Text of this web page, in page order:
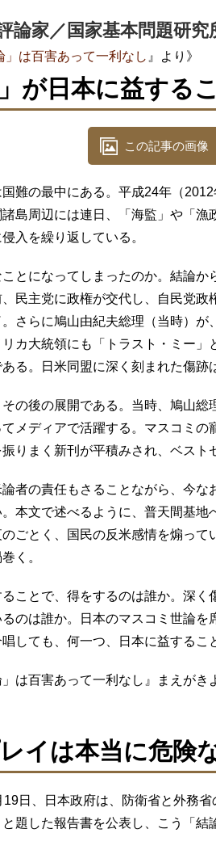
論家／国家基本問題研究
」は百害あって一利なし 』より》
」が日本に益する
この記事の画像
難の最中にある。平成24年（
島周辺には連日、「海監」や「
入を繰り返している。
とになってしまったのか。結論
民主党に政権が交代し、自民党
さらに鳩山由紀夫総理（当時）が
カ大統領にも「トラスト・ミー
る。日米同盟に深く刻まれた傷跡
の後の展開である。当時、鳩山総
てメディアで活躍する。マスコミ
りまく新刊が平積みされ、ベスト
者の責任もさることながら、今な
本文で述べるように、普天間基地
ごとく、国民の反米感情を煽って
く。
ることで、得をするのは誰か。深
るのは誰か。日本のマスコミ世論
しても、何一つ、日本に益するこ
」は百害あって一利なし』まえがき
イは本当に危険
日、日本政府は、防衛省と外務
題した報告書を公表し、こう「結